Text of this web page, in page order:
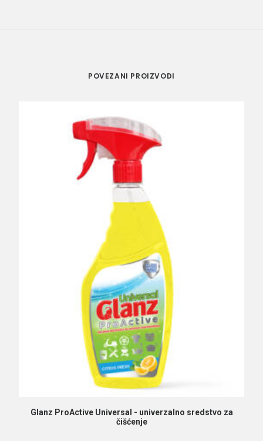
POVEZANI PROIZVODI
PROČITAJ VIŠE
Glanz ProActive Universal - univerzalno sredstvo za
čišćenje